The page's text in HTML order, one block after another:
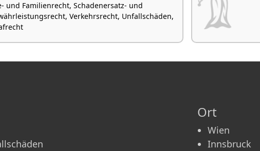
und Familienrecht, Schadenersatz- und
Verkehrsrecht, Unfallschäden,
Ort
Wien
Innsbruck